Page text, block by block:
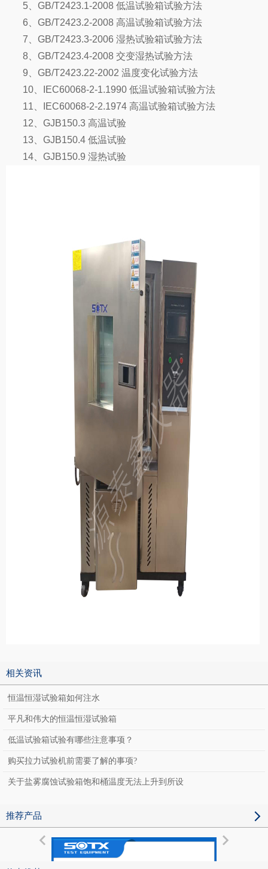
5、GB/T2423.1-2008 低温试验箱试验方法
6、GB/T2423.2-2008 高温试验箱试验方法
7、GB/T2423.3-2006 湿热试验箱试验方法
8、GB/T2423.4-2008 交变湿热试验方法
9、GB/T2423.22-2002 温度变化试验方法
10、IEC60068-2-1.1990 低温试验箱试验方法
11、IEC60068-2-2.1974 高温试验箱试验方法
12、GJB150.3 高温试验
13、GJB150.4 低温试验
14、GJB150.9 湿热试验
相关资讯
恒温恒湿试验箱如何注水
平凡和伟大的恒温恒湿试验箱
低温试验箱试验有哪些注意事项？
购买拉力试验机前需要了解的事项?
关于盐雾腐蚀试验箱饱和桶温度无法上升到所设
推荐产品